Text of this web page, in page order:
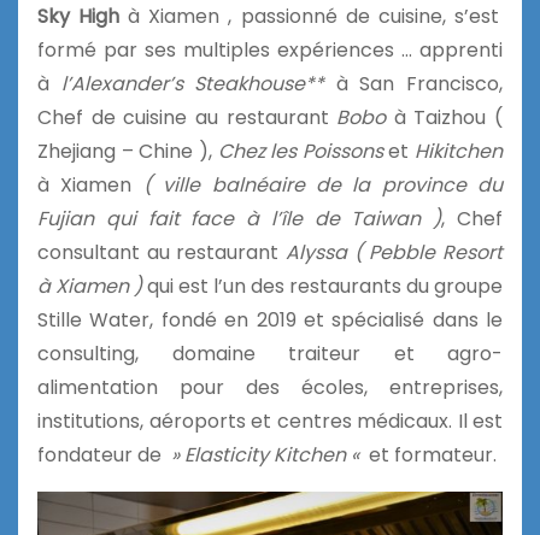
Sky Highà Xiamen , passionné de cuisine, s’est
formé par ses multiples expériences … apprenti
à l’Alexander’s Steakhouse**à San Francisco,
Chef de cuisine au restaurant Boboà Taizhou (
Zhejiang – Chine ),Chez les Poissonset Hikitchen
à Xiamen ( ville balnéaire de la province du
Fujian qui fait face à l’île de Taiwan ), Chef
consultant au restaurant Alyssa ( Pebble Resort
à Xiamen )qui est l’un des restaurants du groupe
Stille Water, fondé en 2019 et spécialisé dans le
consulting, domaine traiteur et agro-
alimentation pour des écoles, entreprises,
institutions, aéroports et centres médicaux. Il est
fondateur de » Elasticity Kitchen « et formateur.